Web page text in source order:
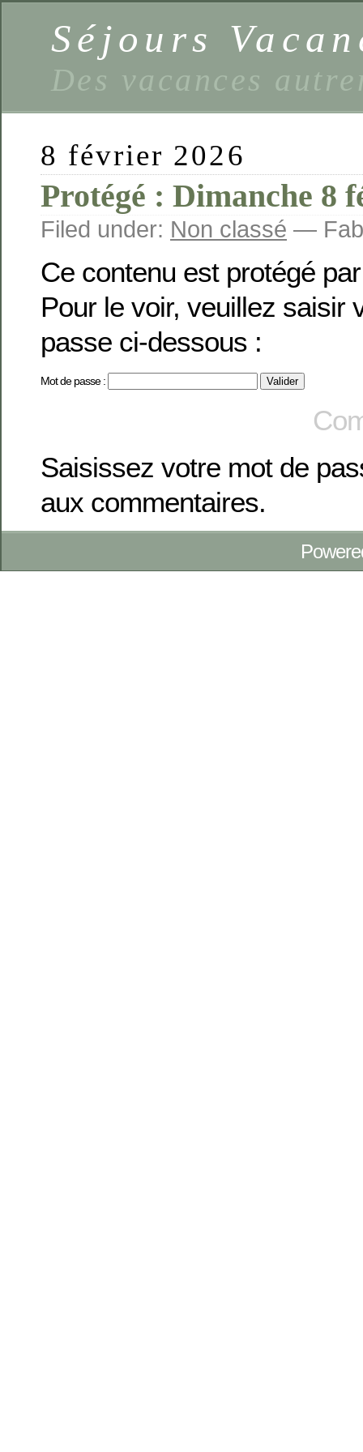
Séjours
Des vacances
8 février 2026
Protégé : Dimanche 8
Filed under: Non classé —
Ce contenu est protégé
Pour le voir, veuillez saisir
passe ci-dessous :
Mot de passe :
Saisissez votre mot de
aux commentaires.